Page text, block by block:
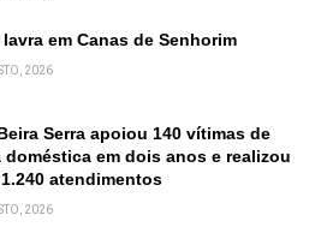
em Canas de Senhorim
2026
Serra apoiou 140 vítimas de
em dois anos e realizou
atendimentos
2026